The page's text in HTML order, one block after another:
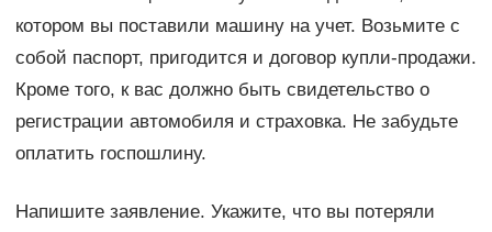
котором вы поставили машину на учет. Возьмите с
собой паспорт, пригодится и договор купли-продажи.
Кроме того, к вас должно быть свидетельство о
регистрации автомобиля и страховка. Не забудьте
оплатить госпошлину.
Напишите заявление. Укажите, что вы потеряли